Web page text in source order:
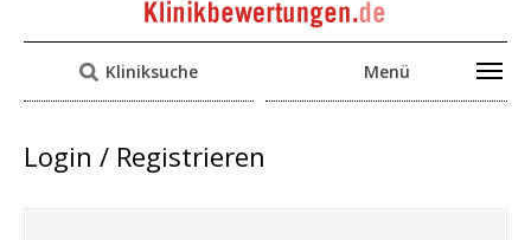
Kliniksuche Menü
Login / Registrieren